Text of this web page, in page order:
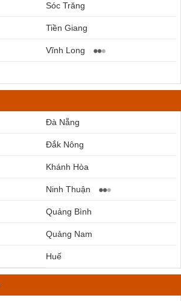
Sóc Trăng
Tiền Giang
Vĩnh Long
Đà Nẵng
Đắk Nông
Khánh Hòa
Ninh Thuận
Quảng Bình
Quảng Nam
Huế